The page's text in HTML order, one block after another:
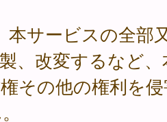
サービスの全部
、改変するなど
その他の権利を